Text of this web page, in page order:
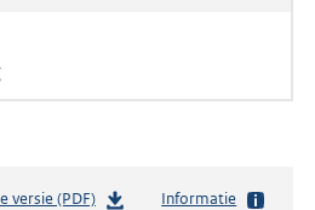
versie (PDF)b
Informatie